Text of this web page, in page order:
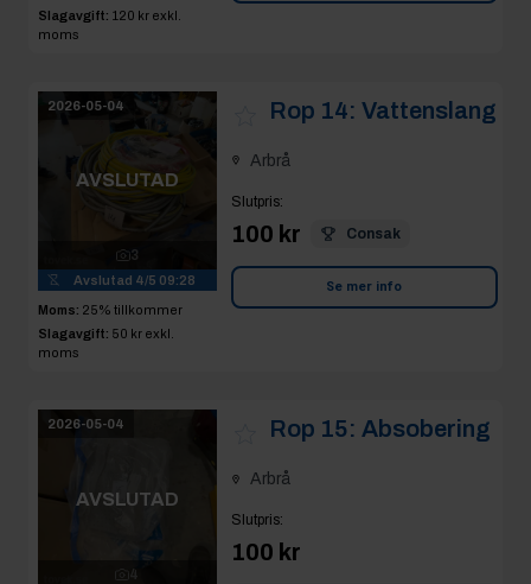
Slagavgift: 120 kr exkl.
moms
2026-05-04
AVSLUTAD
3
Avslutad 4/5 09:28
Moms: 25% tillkommer
Slagavgift: 50 kr exkl.
moms
Rop 14: Vattenslang
Arbrå
Slutpris:
100 kr Consak
Se mer info
2026-05-04
AVSLUTAD
4
Rop 15: Absobering
Arbrå
Slutpris:
100 kr